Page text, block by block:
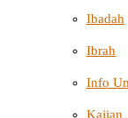
Ibadah
Ibrah
Info
Kajian